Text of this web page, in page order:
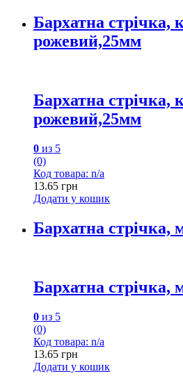
Бархатна стрічка,
рожевий,25мм
Бархатна стрічка,
рожевий,25мм
0 из 5
(0)
Код товара: n/a
13.65 грн
Додати у кошик
Бархатна стрічка,
Бархатна стрічка,
0 из 5
(0)
Код товара: n/a
13.65 грн
Додати у кошик